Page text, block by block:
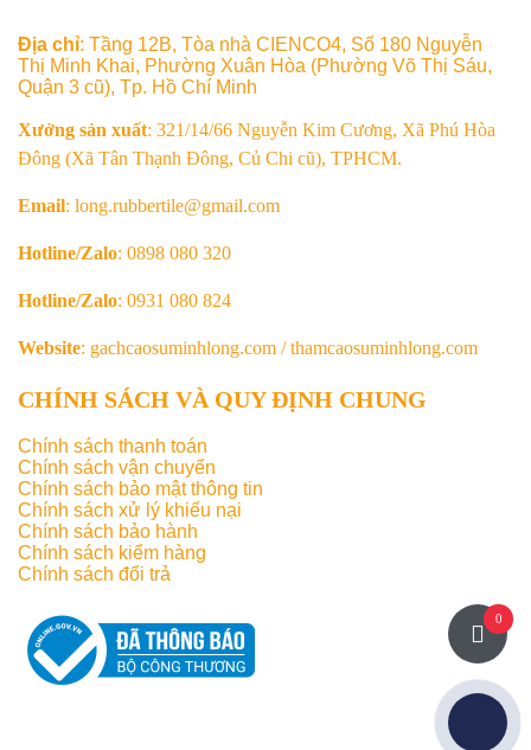
Địa chỉ: Tầng 12B, Tòa nhà CIENCO4, Số 180 Nguyễn
Thị Minh Khai, Phường Xuân Hòa (Phường Võ Thị Sáu,
Quận 3 cũ), Tp. Hồ Chí Minh
Xưởng sản xuất: 321/14/66 Nguyễn Kim Cương, Xã Phú Hòa
Đông (Xã Tân Thạnh Đông, Củ Chi cũ), TPHCM.
Email: long.rubbertile@gmail.com
Hotline/Zalo: 0898 080 320
Hotline/Zalo: 0931 080 824
Website: gachcaosuminhlong.com / thamcaosuminhlong.com
CHÍNH SÁCH VÀ QUY ĐỊNH CHUNG
Chính sách thanh toán
Chính sách vận chuyển
Chính sách bảo mật thông tin
Chính sách xử lý khiếu nại
Chính sách bảo hành
Chính sách kiểm hàng
Chính sách đổi trả
0